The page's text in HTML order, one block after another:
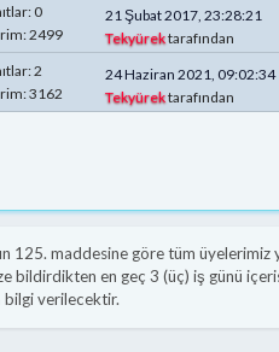
0
2499
21 Şubat 2017, 23:28:21
Tekyürektarafından
2
3162
24 Haziran 2021, 09:02:34
Tekyürektarafından
125. maddesine göre tüm üyelerimiz
bildirdikten en geç 3 (üç) iş günü
bilgi verilecektir.